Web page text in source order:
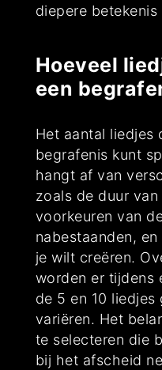
diepere betekenis
Hoeveel
een
Het aantal liedjes
begrafenis kunt
hangt af van
zoals de duur
voorkeuren van
nabestaanden,
je wilt creëren.
worden er tijdens
de 5 en 10 liedjes
variëren. Het
te selecteren die
bij het afscheid